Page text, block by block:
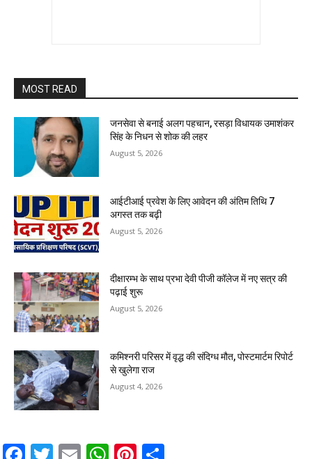
MOST READ
जनसेवा से बनाई अलग पहचान, रसड़ा विधायक उमाशंकर
सिंह के निधन से शोक की लहर
August 5, 2026
आईटीआई प्रवेश के लिए आवेदन की अंतिम तिथि 7
अगस्त तक बढ़ी
August 5, 2026
दीक्षारम्भ के साथ प्रभा देवी पीजी कॉलेज में नए सत्र की
पढ़ाई शुरू
August 5, 2026
कमिश्नरी परिसर में वृद्ध की संदिग्ध मौत, पोस्टमार्टम रिपोर्ट
से खुलेगा राज
August 4, 2026